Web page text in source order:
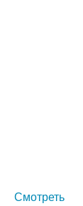
Смотреть